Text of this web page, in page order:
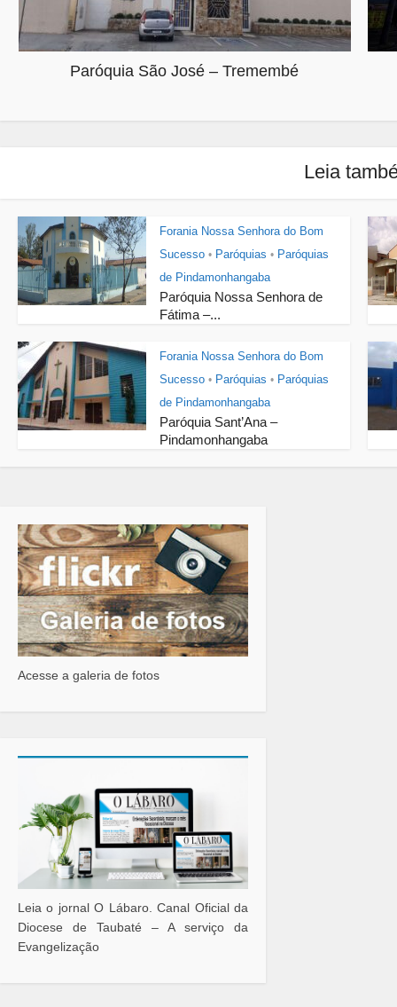
Paróquia São José – Tremembé
Leia
Forania Nossa Senhora do Bom
Sucesso • Paróquias • Paróquias
de Pindamonhangaba
Paróquia Nossa Senhora de
Fátima –...
Forania Nossa Senhora do Bom
Sucesso • Paróquias • Paróquias
de Pindamonhangaba
Paróquia Sant’Ana –
Pindamonhangaba
Acesse a galeria de fotos
Leia o jornal O Lábaro. Canal Oficial da
Diocese de Taubaté – A serviço da
Evangelização